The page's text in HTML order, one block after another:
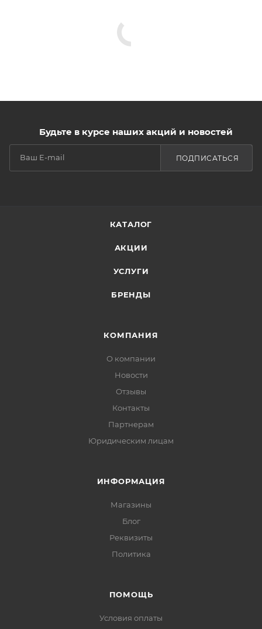
Будьте в курсе наших акций и новостей
ПОДПИСАТЬСЯ
КАТАЛОГ
АКЦИИ
УСЛУГИ
БРЕНДЫ
КОМПАНИЯ
О компании
Новости
Отзывы
Контакты
Партнерам
Юридическим лицам
ИНФОРМАЦИЯ
Магазины
Блог
Реквизиты
Политика
ПОМОЩЬ
Условия оплаты